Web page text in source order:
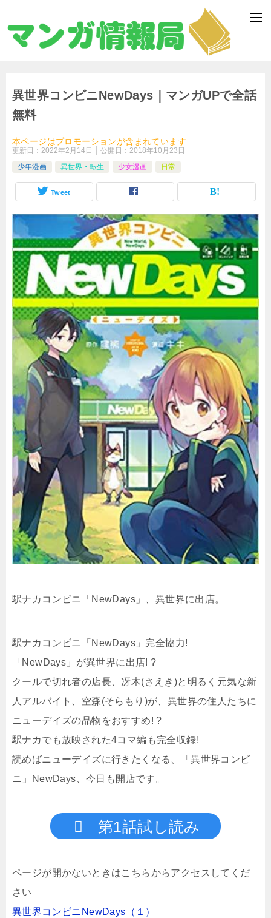
異世界コンビニNewDays｜マンガUPで全話
無料
本ページはプロモーションが含まれています
更新日： 2022年2月14日 公開日： 2018年10月23日
少年漫画
異世界・転生 少女漫画 日常
Tweet
駅ナカコンビニ「NewDays」、異世界に出店。
駅ナカコンビニ「NewDays」完全協力!
「NewDays」が異世界に出店! ?
クールで切れ者の店長、冴木(さえき)と明るく元気な新
人アルバイト、空森(そらもり)が、異世界の住人たちに
ニューデイズの品物をおすすめ! ?
駅ナカでも放映された4コマ編も完全収録!
読めばニューデイズに行きたくなる、「異世界コンビ
ニ」NewDays、今日も開店です。
第1話試し読み
ページが開かないときはこちらからアクセスしてくだ
さい
異世界コンビニNewDays（１）